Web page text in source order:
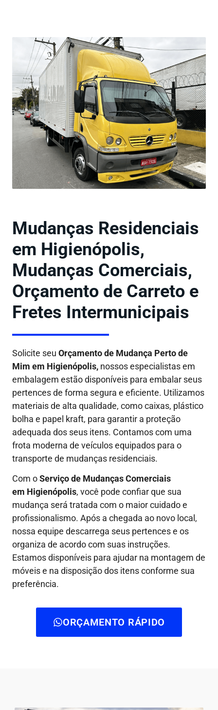
Mudanças Residenciais
em Higienópolis,
Mudanças Comerciais,
Orçamento de Carreto e
Fretes Intermunicipais
Solicite seu Orçamento de Mudança Perto de
Mim em Higienópolis, nossos especialistas em
embalagem estão disponíveis para embalar seus
pertences de forma segura e eficiente. Utilizamos
materiais de alta qualidade, como caixas, plástico
bolha e papel kraft, para garantir a proteção
adequada dos seus itens. Contamos com uma
frota moderna de veículos equipados para o
transporte de mudanças residenciais.
Com oServiço de Mudanças Comerciais
em Higienópolis, você pode confiar que sua
mudança será tratada com o maior cuidado e
profissionalismo. Após a chegada ao novo local,
nossa equipe descarrega seus pertences e os
organiza de acordo com suas instruções.
Estamos disponíveis para ajudar na montagem de
móveis e na disposição dos itens conforme sua
preferência.
ORÇAMENTO RÁPIDO